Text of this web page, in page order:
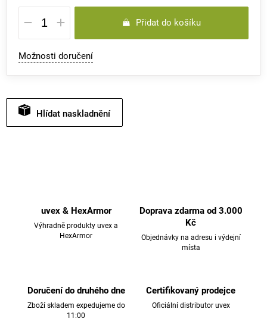
Měrná
cena:
Přidat do košíku
Možnosti doručení
Hlídat
uvex & HexArmor
Výhradně produkty uvex a
HexArmor
Doprava zdarma od 3.000
Kč
Objednávky na adresu i výdejní
místa
Doručení do druhého dne
Zboží skladem expedujeme do
11:00
Certifikovaný prodejce
Oficiální distributor uvex